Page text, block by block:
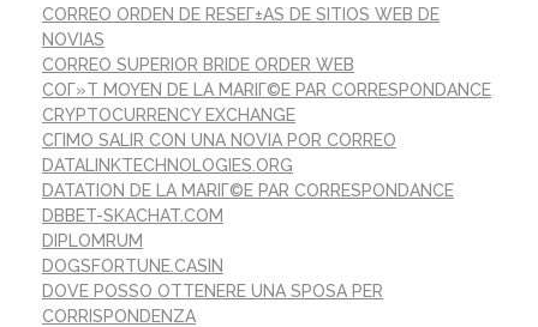
CORREO ORDEN DE RESEГ±AS DE SITIOS WEB DE
NOVIAS
CORREO SUPERIOR BRIDE ORDER WEB
COГ»T MOYEN DE LA MARIГ©E PAR CORRESPONDANCE
CRYPTOCURRENCY EXCHANGE
CГІMO SALIR CON UNA NOVIA POR CORREO
DATALINKTECHNOLOGIES.ORG
DATATION DE LA MARIГ©E PAR CORRESPONDANCE
DBBET-SKACHAT.COM
DIPLOMRUM
DOGSFORTUNE.CASIN
DOVE POSSO OTTENERE UNA SPOSA PER
CORRISPONDENZA